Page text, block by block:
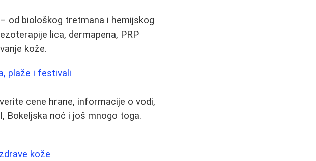
od biološkog tretmana i hemijskog
lica, dermapena, PRP
kože.
plaže i festivali
cene hrane, informacije o vodi,
Bokeljska noć i još mnogo toga.
kože